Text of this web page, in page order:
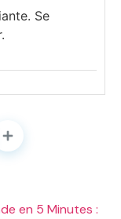
Se
en 5 Minutes :